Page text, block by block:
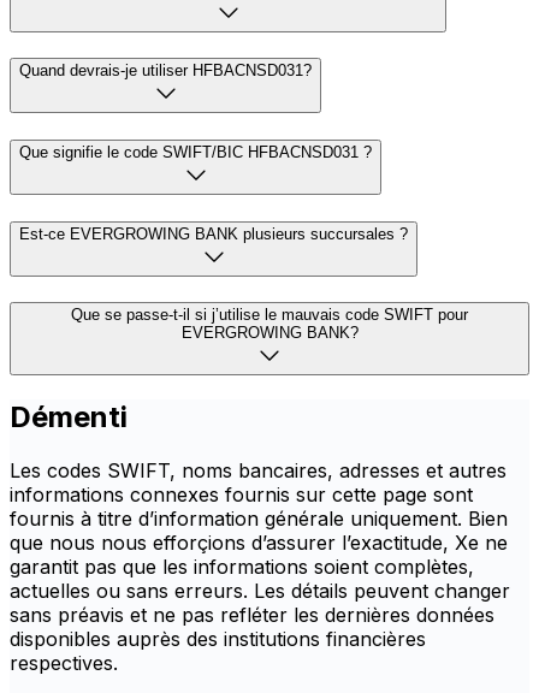
Quand devrais-je utiliser HFBACNSD031?
Que signifie le code SWIFT/BIC HFBACNSD031 ?
Est-ce EVERGROWING BANK plusieurs succursales ?
Que se passe-t-il si j’utilise le mauvais code SWIFT pour
EVERGROWING BANK?
Démenti
Les codes SWIFT, noms bancaires, adresses et autres
informations connexes fournis sur cette page sont
fournis à titre d’information générale uniquement. Bien
que nous nous efforçions d’assurer l’exactitude, Xe ne
garantit pas que les informations soient complètes,
actuelles ou sans erreurs. Les détails peuvent changer
sans préavis et ne pas refléter les dernières données
disponibles auprès des institutions financières
respectives.